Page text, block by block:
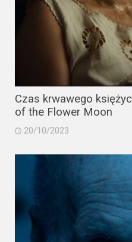
Czas krwawego
of the Flower Moon
20/10/2023